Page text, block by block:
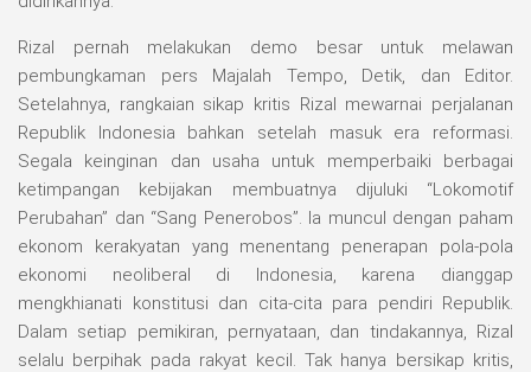
Rizal pernah melakukan demo besar untuk melawan
pembungkaman pers Majalah Tempo, Detik, dan Editor.
Setelahnya, rangkaian sikap kritis Rizal mewarnai perjalanan
Republik Indonesia bahkan setelah masuk era reformasi.
Segala keinginan dan usaha untuk memperbaiki berbagai
ketimpangan kebijakan membuatnya dijuluki “Lokomotif
Perubahan” dan “Sang Penerobos”. Ia muncul dengan paham
ekonom kerakyatan yang menentang penerapan pola-pola
ekonomi neoliberal di Indonesia, karena dianggap
mengkhianati konstitusi dan cita-cita para pendiri Republik.
Dalam setiap pemikiran, pernyataan, dan tindakannya, Rizal
selalu berpihak pada rakyat kecil. Tak hanya bersikap kritis,